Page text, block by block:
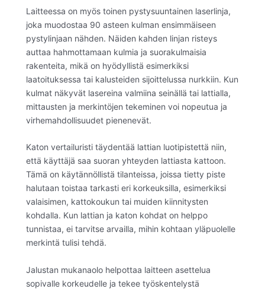
Laitteessa on myös toinen pystysuuntainen laserlinja,
joka muodostaa 90 asteen kulman ensimmäiseen
pystylinjaan nähden. Näiden kahden linjan risteys
auttaa hahmottamaan kulmia ja suorakulmaisia
rakenteita, mikä on hyödyllistä esimerkiksi
laatoituksessa tai kalusteiden sijoittelussa nurkkiin. Kun
kulmat näkyvät lasereina valmiina seinällä tai lattialla,
mittausten ja merkintöjen tekeminen voi nopeutua ja
virhemahdollisuudet pienenevät.
Katon vertailuristi täydentää lattian luotipistettä niin,
että käyttäjä saa suoran yhteyden lattiasta kattoon.
Tämä on käytännöllistä tilanteissa, joissa tietty piste
halutaan toistaa tarkasti eri korkeuksilla, esimerkiksi
valaisimen, kattokoukun tai muiden kiinnitysten
kohdalla. Kun lattian ja katon kohdat on helppo
tunnistaa, ei tarvitse arvailla, mihin kohtaan yläpuolelle
merkintä tulisi tehdä.
Jalustan mukanaolo helpottaa laitteen asettelua
sopivalle korkeudelle ja tekee työskentelystä